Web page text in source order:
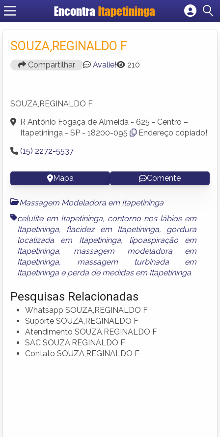
Encontra Itapetininga
Cadastrar empresa
Criar conta
SOUZA,REGINALDO F
Compartilhar Avalie! 210
SOUZA,REGINALDO F
R Antônio Fogaça de Almeida - 625 - Centro –
Itapetininga - SP - 18200-095
Endereço copiado!
(15) 2272-5537
Mapa Comente
Massagem Modeladora em Itapetininga
celulite em Itapetininga, contorno nos lábios em
Itapetininga, flacidez em Itapetininga, gordura
localizada em Itapetininga, lipoaspiração em
Itapetininga, massagem modeladora em
Itapetininga, massagem turbinada em
Itapetininga e perda de medidas em Itapetininga
Pesquisas Relacionadas
Whatsapp SOUZA,REGINALDO F
Suporte SOUZA,REGINALDO F
Atendimento SOUZA,REGINALDO F
SAC SOUZA,REGINALDO F
Contato SOUZA,REGINALDO F